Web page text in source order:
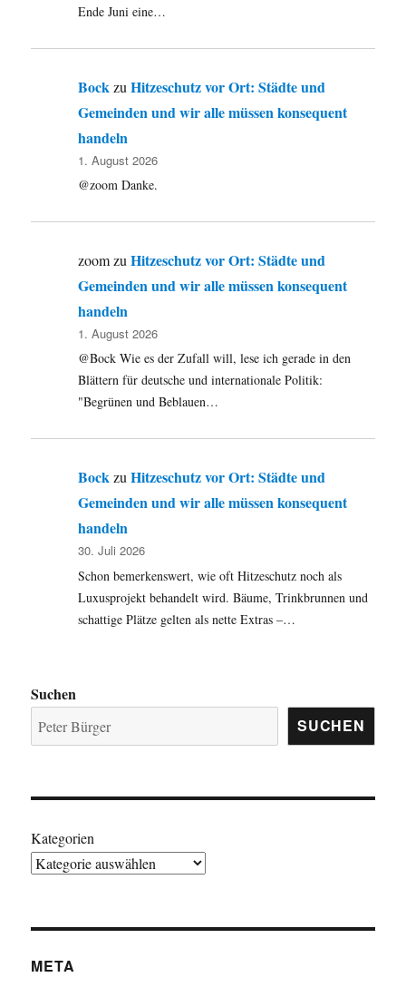
Ende Juni eine…
BockzuHitzeschutz vor Ort: Städte und
Gemeinden und wir alle müssen konsequent
handeln
1. August 2026
@zoom Danke.
zoomzuHitzeschutz vor Ort: Städte und
Gemeinden und wir alle müssen konsequent
handeln
1. August 2026
@Bock Wie es der Zufall will, lese ich gerade in den
Blättern für deutsche und internationale Politik:
"Begrünen und Beblauen…
BockzuHitzeschutz vor Ort: Städte und
Gemeinden und wir alle müssen konsequent
handeln
30. Juli 2026
Schon bemerkenswert, wie oft Hitzeschutz noch als
Luxusprojekt behandelt wird. Bäume, Trinkbrunnen und
schattige Plätze gelten als nette Extras –…
Suchen
SUCHEN
Kategorien
META